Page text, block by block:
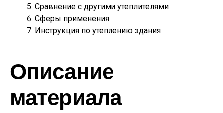
Сравнение с другими утеплителями
Сферы применения
Инструкция по утеплению здания
Описание
материала